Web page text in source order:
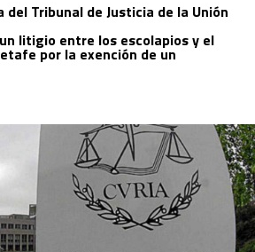
del Tribunal de Justicia de la Unión
litigio entre los escolapios y el
por la exención de un